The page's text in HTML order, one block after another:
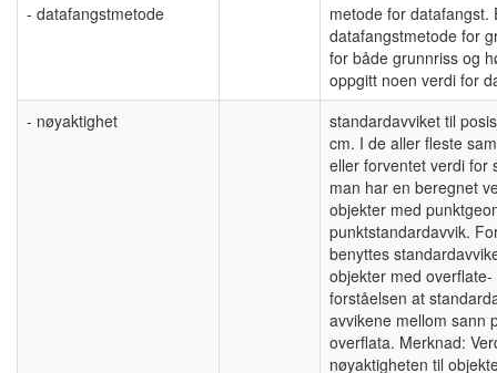
- datafangstmetode
metode for datafangst.
datafangstmetode for
for både grunnriss og
oppgitt noen verdi for
- nøyaktighet
standardavviket til
cm. I de aller fleste
eller forventet verdi for
man har en beregnet
objekter med
punktstandardavvik.
benyttes
objekter med
forståelsen at
avvikene mellom sann
overflata. Merknad:
nøyaktigheten til